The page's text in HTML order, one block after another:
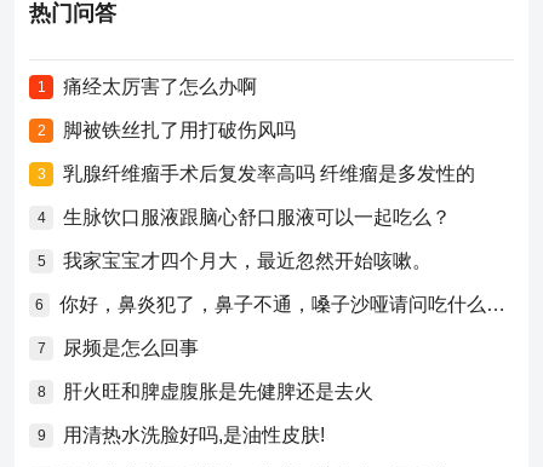
热门问答
1 痛经太厉害了怎么办啊
2 脚被铁丝扎了用打破伤风吗
3 乳腺纤维瘤手术后复发率高吗 纤维瘤是多发性的
4 生脉饮口服液跟脑心舒口服液可以一起吃么？
5 我家宝宝才四个月大，最近忽然开始咳嗽。
6 你好，鼻炎犯了，鼻子不通，嗓子沙哑请问吃什么药比较好？
7 尿频是怎么回事
8 肝火旺和脾虚腹胀是先健脾还是去火
9 用清热水洗脸好吗,是油性皮肤!